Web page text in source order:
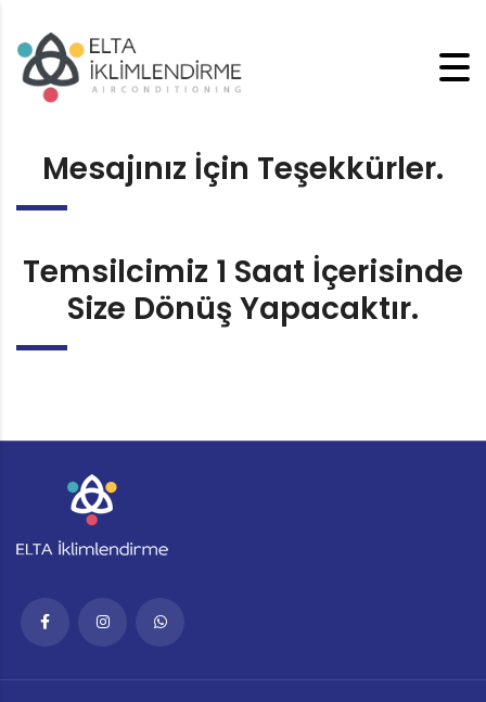
Mesajınız İçin Teşekkürler.
Temsilcimiz 1 Saat İçerisinde
Size Dönüş Yapacaktır.